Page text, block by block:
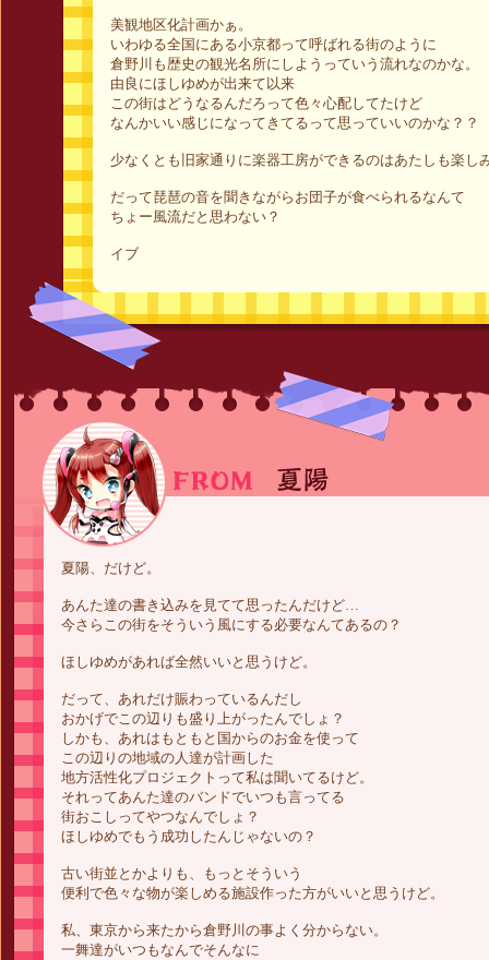
美観地区化計画かぁ。
いわゆる全国にある小京都って呼ばれる街のように
倉野川も歴史の観光名所にしようっていう流れなのかな。
由良にほしゆめが出来て以来
この街はどうなるんだろって色々心配してたけど
なんかいい感じになってきてるって思っていいのかな？？
少なくとも旧家通りに楽器工房ができるのはあたしも楽し
だって琵琶の音を聞きながらお団子が食べられるなんて
ちょー風流だと思わない？
イブ
夏陽、だけど。
あんた達の書き込みを見てて思ったんだけど…
今さらこの街をそういう風にする必要なんてあるの？
ほしゆめがあれば全然いいと思うけど。
だって、あれだけ賑わっているんだし
おかげでこの辺りも盛り上がったんでしょ？
しかも、あれはもともと国からのお金を使って
この辺りの地域の人達が計画した
地方活性化プロジェクトって私は聞いてるけど。
それってあんた達のバンドでいつも言ってる
街おこしってやつなんでしょ？
ほしゆめでもう成功したんじゃないの？
古い街並とかよりも、もっとそういう
便利で色々な物が楽しめる施設作った方がいいと思うけど。
私、東京から来たから倉野川の事よく分からない。
一舞達がいつもなんでそんなに